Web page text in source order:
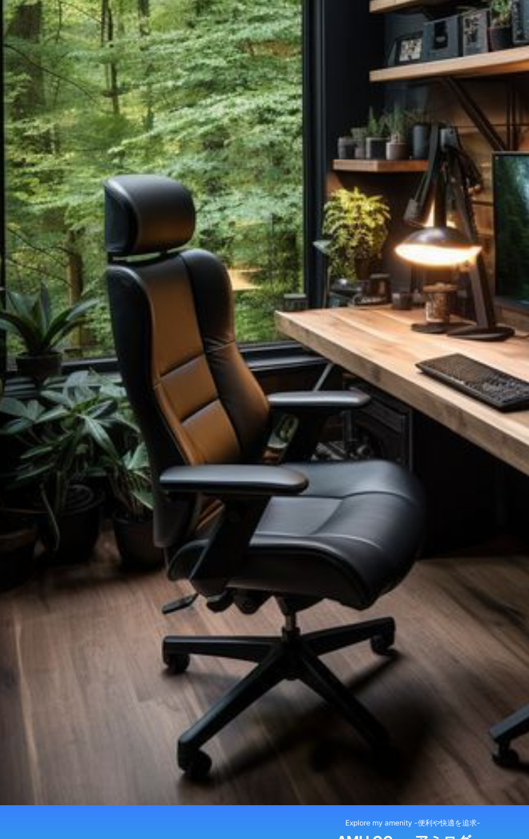
Explore my amenity -便利や快適を追求-